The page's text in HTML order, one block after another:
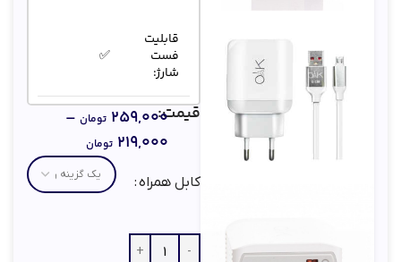
قابلیت
فست
شارژ:
✅
کابل
type-c
(انتخاب
کنید)
درگاه
خروجی:
کابل همراه
قیمت:۲۵۹,۰۰۰ تومان –
۲۱۹,۰۰۰ تومان